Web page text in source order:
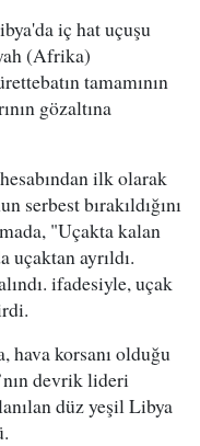
iç hat uçuşu
(Afrika)
tamamının
gözaltına
ilk olarak
serbest bırakıldığını
"Uçakta kalan
uçaktan ayrıldı.
ifadesiyle, uçak
hava korsanı olduğu
devrik lideri
düz yeşil Libya